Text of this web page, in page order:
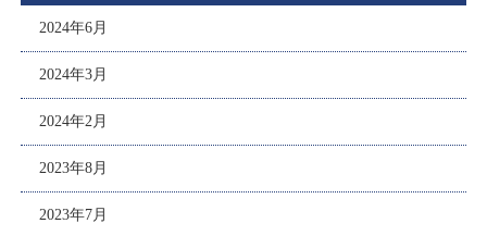
2024年6月
2024年3月
2024年2月
2023年8月
2023年7月